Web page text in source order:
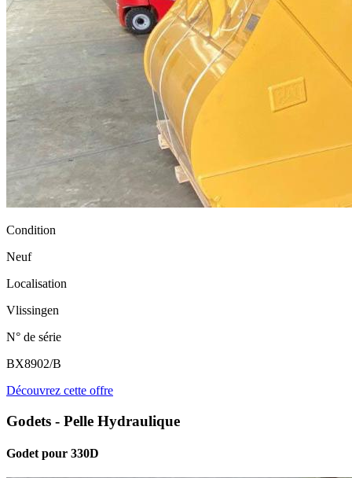
Condition
Neuf
Localisation
Vlissingen
N° de série
BX8902/B
Découvrez cette offre
Godets - Pelle Hydraulique
Godet pour 330D